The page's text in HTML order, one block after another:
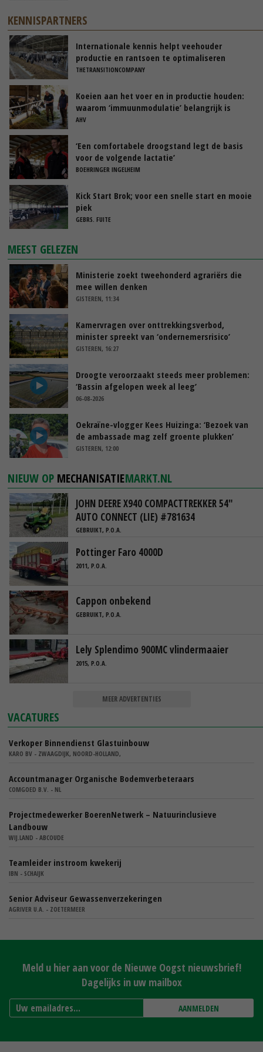
KENNISPARTNERS
Internationale kennis helpt veehouder
productie en rantsoen te optimaliseren
THETRANSITIONCOMPANY
Koeien aan het voer en in productie houden:
waarom ‘immuunmodulatie’ belangrijk is
tijdens de transitieperiode
AHV
‘Een comfortabele droogstand legt de basis
voor de volgende lactatie’
BOEHRINGER INGELHEIM
Kick Start Brok; voor een snelle start en mooie
piek
GEBRS. FUITE
MEEST GELEZEN
Ministerie zoekt tweehonderd agrariërs die
mee willen denken
GISTEREN, 11:34
Kamervragen over onttrekkingsverbod,
minister spreekt van ‘ondernemersrisico’
GISTEREN, 16:27
Droogte veroorzaakt steeds meer problemen:
‘Bassin afgelopen week al leeg’
06-08-2026
Oekraïne-vlogger Kees Huizinga: ‘Bezoek van
de ambassade mag zelf groente plukken’
GISTEREN, 12:00
NIEUW OP MECHANISATIEMARKT.NL
JOHN DEERE X940 COMPACTTREKKER 54"
AUTO CONNECT (LIE) #781634
GEBRUIKT, P.O.A.
Pottinger Faro 4000D
2011, P.O.A.
Cappon onbekend
GEBRUIKT, P.O.A.
Lely Splendimo 900MC vlindermaaier
2015, P.O.A.
MEER ADVERTENTIES
VACATURES
Verkoper Binnendienst Glastuinbouw
KARO BV - ZWAAGDIJK, NOORD-HOLLAND,
Accountmanager Organische Bodemverbeteraars
COMGOED B.V. - NL
Projectmedewerker BoerenNetwerk – Natuurinclusieve
Landbouw
WIJ.LAND - ABCOUDE
Teamleider instroom kwekerij
IBN - SCHAIJK
Senior Adviseur Gewassenverzekeringen
AGRIVER U.A. - ZOETERMEER
Meld u hier aan voor de Nieuwe Oogst nieuwsbrief!
Dagelijks in uw mailbox
AANMELDEN